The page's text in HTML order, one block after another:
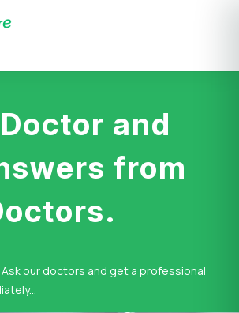
and
from
Ask our doctors and get a professional